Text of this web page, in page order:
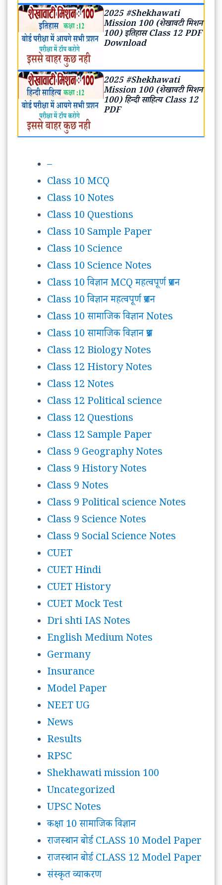
2025 #Shekhawati
Mission 100 (शेखावटी मिशन
100) इतिहास Class 12 PDF
Download
2025 #Shekhawati
Mission 100 (शेखावटी मिशन
100) हिन्दी साहित्य Class 12
PDF
–
Class 10 MCQ
Class 10 Notes
Class 10 Questions
Class 10 Sample Paper
Class 10 Science
Class 10 Science Notes
Class 10 विज्ञान MCQ महत्वपूर्ण प्रशन
Class 10 विज्ञान महत्वपूर्ण प्रशन
Class 10 सामाजिक विज्ञान Notes
Class 10 सामाजिक विज्ञान प्रश्न
Class 12 Biology Notes
Class 12 History Notes
Class 12 Notes
Class 12 Political science
Class 12 Questions
Class 12 Sample Paper
Class 9 Geography Notes
Class 9 History Notes
Class 9 Notes
Class 9 Political science Notes
Class 9 Science Notes
Class 9 Social Science Notes
CUET
CUET Hindi
CUET History
CUET Mock Test
Dri shti IAS Notes
English Medium Notes
Germany
Insurance
Model Paper
NEET UG
News
Results
RPSC
Shekhawati mission 100
Uncategorized
UPSC Notes
कक्षा 10 सामाजिक विज्ञान
राजस्थान बोर्ड CLASS 10 Model Paper
राजस्थान बोर्ड CLASS 12 Model Paper
संस्कृत व्याकरण